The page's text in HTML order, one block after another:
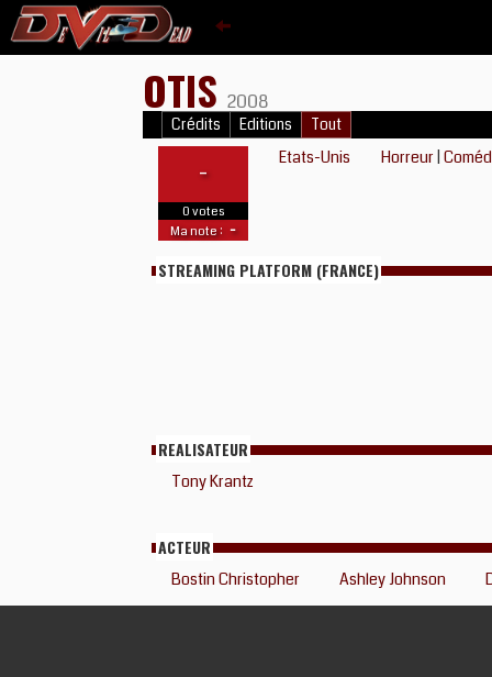
OTIS 2008
Crédits Editions Tout
-
0 votes
Ma note : -
Etats-Unis Horreur |
STREAMING PLATFORM (FRANCE)
REALISATEUR
Tony Krantz
ACTEUR
Bostin Christopher Ashley Johnson